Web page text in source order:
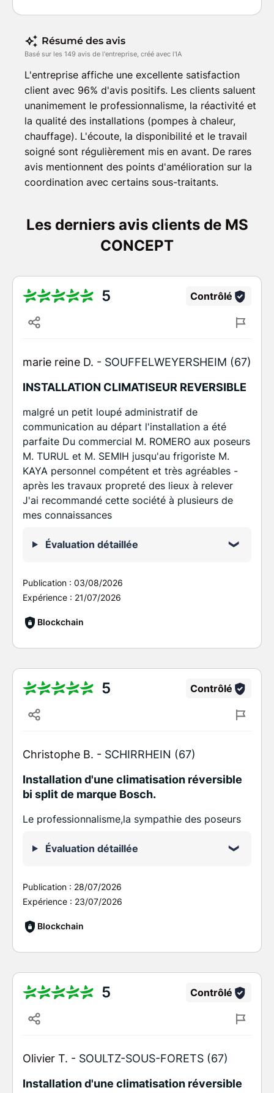
Résumé des avis
Basé sur les 149 avis de l'entreprise, créé avec l'IA
L'entreprise affiche une excellente satisfaction
client avec 96% d'avis positifs. Les clients saluent
unanimement le professionnalisme, la réactivité et
la qualité des installations (pompes à chaleur,
chauffage). L'écoute, la disponibilité et le travail
soigné sont régulièrement mis en avant. De rares
avis mentionnent des points d'amélioration sur la
coordination avec certains sous-traitants.
Les derniers avis clients de MS
CONCEPT
5 Contrôlé
marie reine D. - SOUFFELWEYERSHEIM (67)
INSTALLATION CLIMATISEUR REVERSIBLE
malgré un petit loupé administratif de
communication au départ l'installation a été
parfaite Du commercial M. ROMERO aux poseurs
M. TURUL et M. SEMIH jusqu'au frigoriste M.
KAYA personnel compétent et très agréables -
après les travaux propreté des lieux à relever
J'ai recommandé cette société à plusieurs de
mes connaissances
Évaluation détaillée
Publication : 03/08/2026
Expérience : 21/07/2026
Blockchain
5 Contrôlé
Christophe B. - SCHIRRHEIN (67)
Installation d'une climatisation réversible
bi split de marque Bosch.
Le professionnalisme,la sympathie des poseurs
Évaluation détaillée
Publication : 28/07/2026
Expérience : 23/07/2026
Blockchain
5 Contrôlé
Olivier T. - SOULTZ-SOUS-FORETS (67)
Installation d'une climatisation réversible